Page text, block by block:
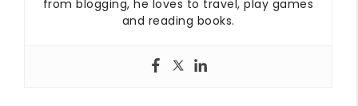
from blogging, he loves to travel, play games
and reading books.